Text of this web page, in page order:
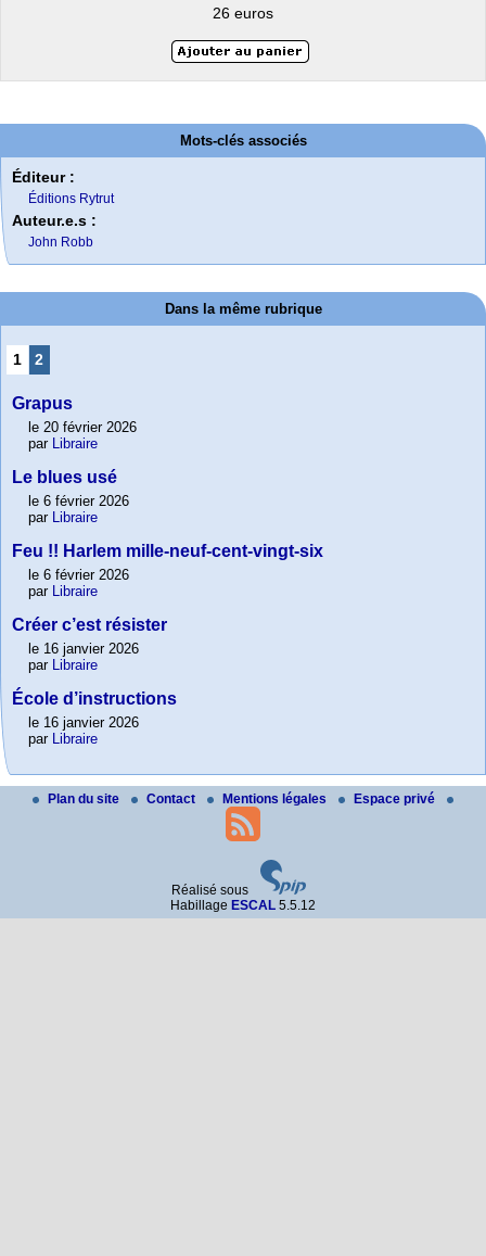
26 euros
Mots-clés associés
Éditeur :
Éditions Rytrut
Auteur.e.s :
John Robb
Dans la même rubrique
1 2
Grapus
le 20 février 2026
par Libraire
Le blues usé
le 6 février 2026
par Libraire
Feu !! Harlem mille-neuf-cent-vingt-six
le 6 février 2026
par Libraire
Créer c’est résister
le 16 janvier 2026
par Libraire
École d’instructions
le 16 janvier 2026
par Libraire
Plan du site Contact Mentions légales Espace privé
Réalisé sous
Habillage ESCAL 5.5.12